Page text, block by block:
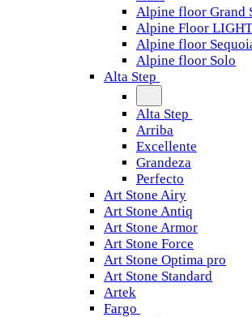
Alpine floor Grand
Alpine Floor
Alpine floor
Alpine floor Solo
Alta Step
Alta Step
Arriba
Excellente
Grandeza
Perfecto
Art Stone Airy
Art Stone Antiq
Art Stone Armor
Art Stone Force
Art Stone Optima pro
Art Stone Standard
Artek
Fargo